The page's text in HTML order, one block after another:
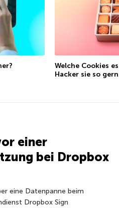
Welche Cookies
Hacker sie so
einer
bei Dropbox
eine Datenpanne beim
Dropbox Sign